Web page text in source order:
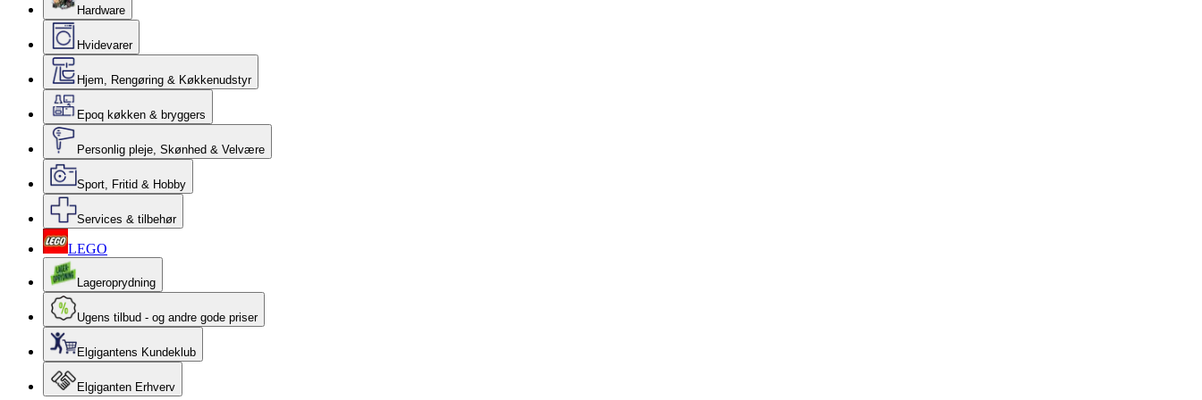
Hardware
Hvidevarer
Hjem, Rengøring & Køkkenudstyr
Epoq køkken & bryggers
Personlig pleje, Skønhed & Velvære
Sport, Fritid & Hobby
Services & tilbehør
LEGO
Lageroprydning
Ugens tilbud - og andre gode priser
Elgigantens Kundeklub
Elgiganten Erhverv